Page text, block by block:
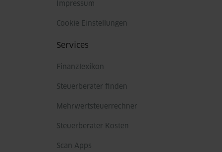
Impressum
Cookie Einstellungen
Services
Finanzlexikon
Steuerberater finden
Mehrwertsteuerrechner
Steuerberater Kosten
Scan Apps